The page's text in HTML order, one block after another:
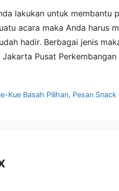
lakukan untuk membantu
acara maka Anda harus
hadir. Berbagai jenis
Pusat
Kue Basah Pilihan, Pesan Snack